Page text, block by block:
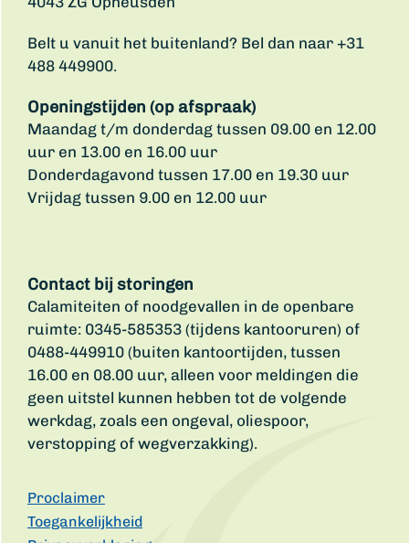
Belt u vanuit het buitenland? Bel dan naar +31
488 449900.
Openingstijden (op afspraak)
Maandag t/m donderdag tussen 09.00 en 12.00
uur en 13.00 en 16.00 uur
Donderdagavond tussen 17.00 en 19.30 uur
Vrijdag tussen 9.00 en 12.00 uur
Contact bij storingen
Calamiteiten of noodgevallen in de openbare
ruimte: 0345-585353 (tijdens kantooruren) of
0488-449910 (buiten kantoortijden, tussen
16.00 en 08.00 uur, alleen voor meldingen die
geen uitstel kunnen hebben tot de volgende
werkdag, zoals een ongeval, oliespoor,
verstopping of wegverzakking).
Proclaimer
Toegankelijkheid